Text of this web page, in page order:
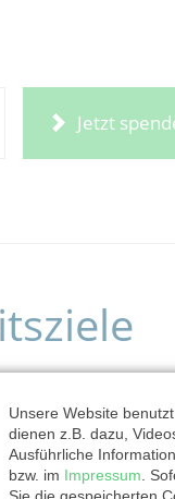
Jetzt
Unsere Website
dienen z.B. dazu,
Ausführliche
bzw. im Impressum .
Sie die gespeicherten